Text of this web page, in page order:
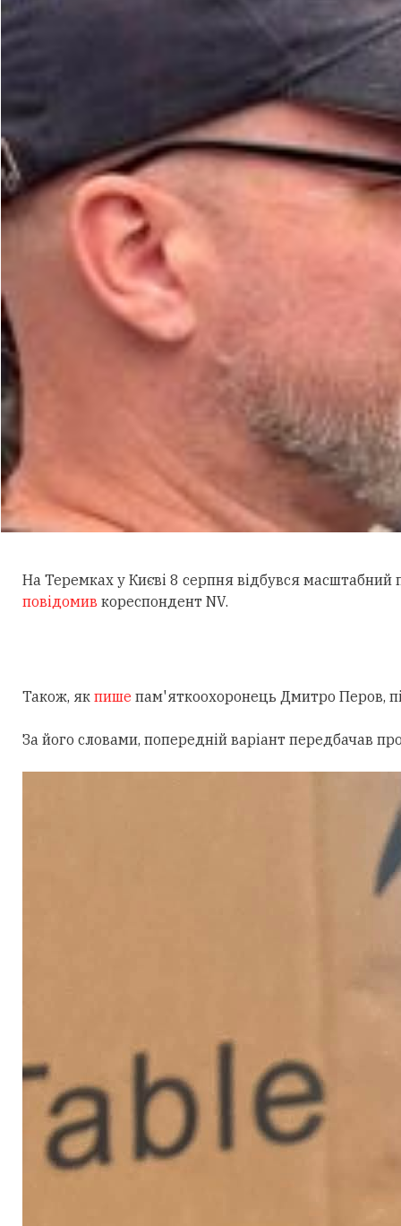
На Теремках у Києві 8 серпня відбувся масштабний
повідомив кореспондент NV.
Також, як пише пам'яткоохоронець Дмитро Перов,
За його словами, попередній варіант передбачав